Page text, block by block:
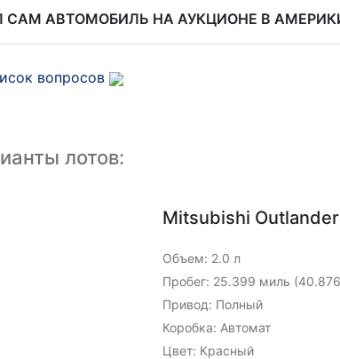
САМ АВТОМОБИЛЬ НА АУКЦИОНЕ В
вопросов
лотов:
Mitsubishi
Объем: 2.0 л
Пробег: 25.399 миль
Привод: Полный
Коробка: Автомат
Цвет: Красный